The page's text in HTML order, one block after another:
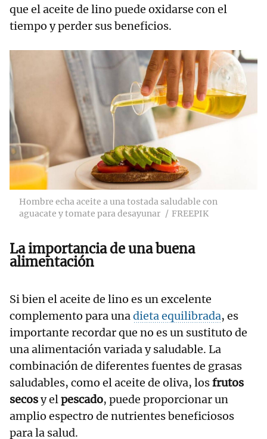
que el aceite de lino puede oxidarse con el
tiempo y perder sus beneficios.
Hombre echa aceite a una tostada saludable con
aguacate y tomate para desayunar
FREEPIK
La importancia de una buena
alimentación
Si bien el aceite de lino es un excelente
complemento para unadieta equilibrada, es
importante recordar que no es un sustituto de
una alimentación variada y saludable. La
combinación de diferentes fuentes de grasas
saludables, como el aceite de oliva, losfrutos
secosy elpescado, puede proporcionar un
amplio espectro de nutrientes beneficiosos
para la salud.